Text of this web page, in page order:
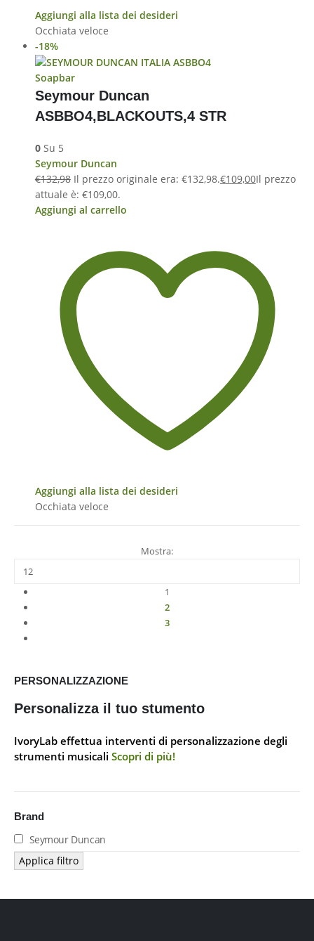
Aggiungi alla lista dei desideri
Occhiata veloce
-18%
Soapbar
Seymour Duncan
ASBBO4,BLACKOUTS,4 STR
0Su 5
Seymour Duncan
€132,98 Il prezzo originale era: €132,98.€109,00Il prezzo
attuale è: €109,00.
Aggiungi al carrello
Aggiungi alla lista dei desideri
Occhiata veloce
Mostra:
1
2
3
PERSONALIZZAZIONE
Personalizza il tuo stumento
IvoryLab effettua interventi di personalizzazione degli
strumenti musicali Scopri di più!
Brand
Seymour Duncan
Applica filtro